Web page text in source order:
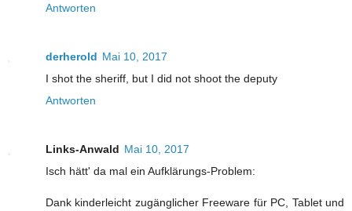
Antworten
derherold Mai 10, 2017
I shot the sheriff, but I did not shoot the deputy
Antworten
Links-Anwald Mai 10, 2017
Isch hätt' da mal ein Aufklärungs-Problem:
Dank kinderleicht zugänglicher Freeware für PC, Tablet und